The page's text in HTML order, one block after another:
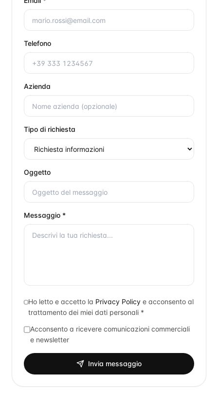
Telefono
Azienda
Tipo di richiesta
Oggetto
Messaggio *
Ho letto e accetto la Privacy Policy e acconsento al
trattamento dei miei dati personali *
Acconsento a ricevere comunicazioni commerciali
e newsletter
Invia messaggio